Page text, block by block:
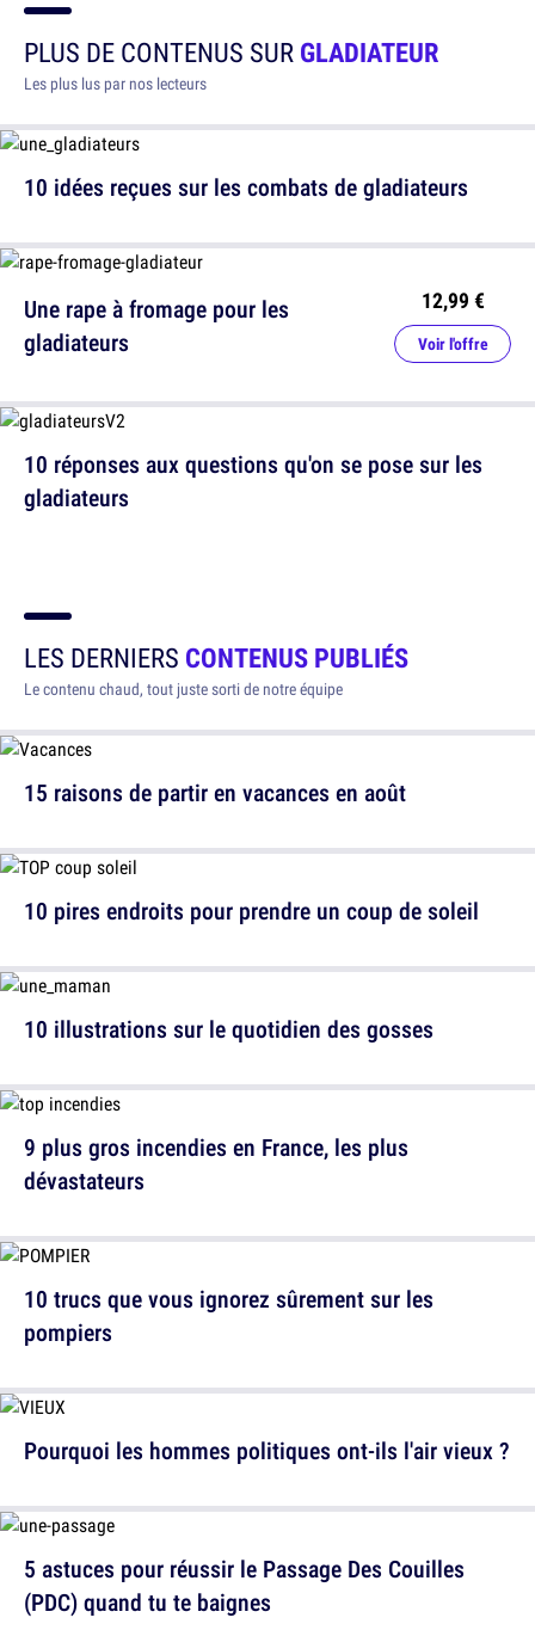
PLUS DE CONTENUS SURGLADIATEUR
Les plus lus par nos lecteurs
Une rape à fromage pour les
gladiateurs
12,99 €
Voir l'offre
10 idées reçues sur les combats de gladiateurs
10 réponses aux questions qu'on se pose sur les
gladiateurs
LES DERNIERS CONTENUS PUBLIÉS
Le contenu chaud, tout juste sorti de notre équipe
15 raisons de partir en vacances en août
10 illustrations sur le quotidien des gosses
10 trucs que vous ignorez sûrement sur les
pompiers
5 astuces pour réussir le Passage Des Couilles
(PDC) quand tu te baignes
10 pires endroits pour prendre un coup de soleil
9 plus gros incendies en France, les plus
dévastateurs
Pourquoi les hommes politiques ont-ils l'air vieux ?